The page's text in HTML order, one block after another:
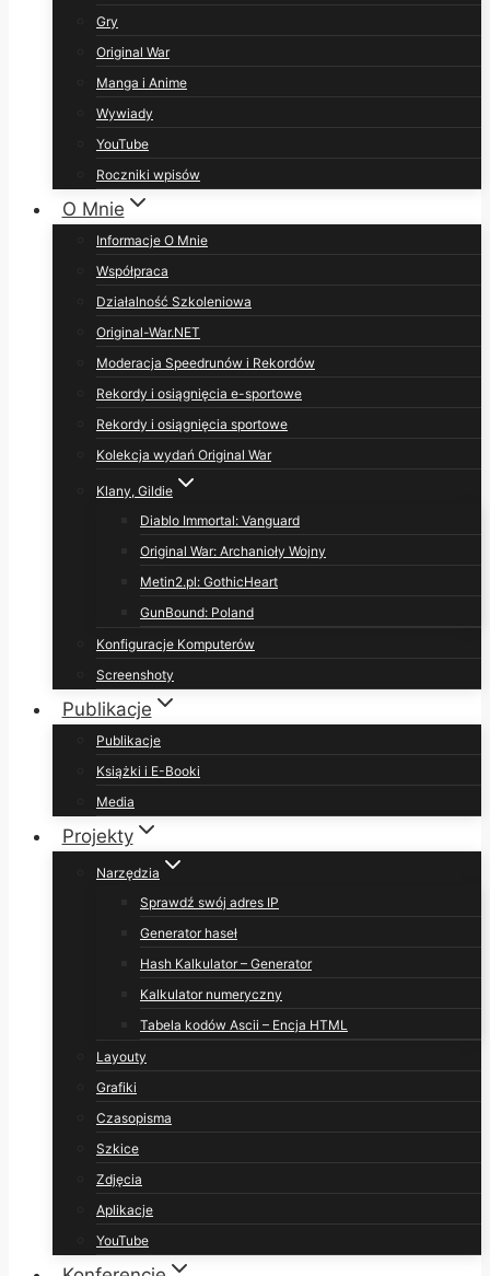
Gry
Original War
Manga i Anime
Wywiady
YouTube
Roczniki wpisów
O Mnie
Informacje O Mnie
Współpraca
Działalność Szkoleniowa
Original-War.NET
Moderacja Speedrunów i Rekordów
Rekordy i osiągnięcia e-sportowe
Rekordy i osiągnięcia sportowe
Kolekcja wydań Original War
Klany, Gildie
Diablo Immortal: Vanguard
Original War: Archanioły Wojny
Metin2.pl: GothicHeart
GunBound: Poland
Konfiguracje Komputerów
Screenshoty
Publikacje
Publikacje
Książki i E-Booki
Media
Projekty
Narzędzia
Sprawdź swój adres IP
Generator haseł
Hash Kalkulator – Generator
Kalkulator numeryczny
Tabela kodów Ascii – Encja HTML
Layouty
Grafiki
Czasopisma
Szkice
Zdjęcia
Aplikacje
YouTube